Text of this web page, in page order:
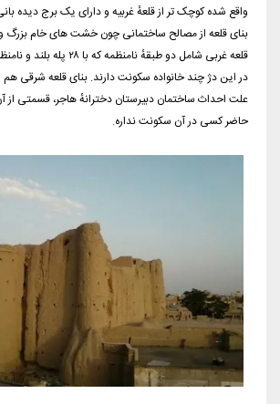
واقع شده کوچک تر از قلعهٔ غربیه و دارای یک برج دیده
بنای قلعه از مصالح ساختمانی چون خشت های خام
قلعه غربی شامل دو طبقهٔ
در این دژ چند خانواده سکونت دارند. بنای قلعه شرقی
علت احداث ساختمان دبیرستان دخترانهٔ هاجر، قسمتی از
حاضر کسی در آن سکونت نداره.